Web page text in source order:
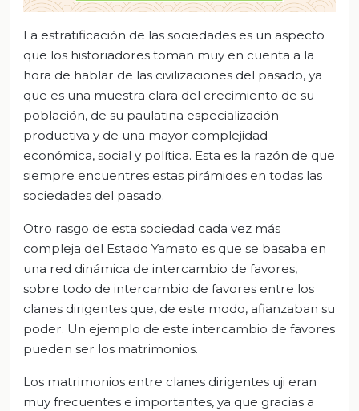
La estratificación de las sociedades es un aspecto
que los historiadores toman muy en cuenta a la
hora de hablar de las civilizaciones del pasado, ya
que es una muestra clara del crecimiento de su
población, de su paulatina especialización
productiva y de una mayor complejidad
económica, social y política. Esta es la razón de que
siempre encuentres estas pirámides en todas las
sociedades del pasado.
Otro rasgo de esta sociedad cada vez más
compleja del Estado Yamato es que se basaba en
una red dinámica de intercambio de favores,
sobre todo de intercambio de favores entre los
clanes dirigentes que, de este modo, afianzaban su
poder. Un ejemplo de este intercambio de favores
pueden ser los matrimonios.
Los matrimonios entre clanes dirigentes uji eran
muy frecuentes e importantes, ya que gracias a